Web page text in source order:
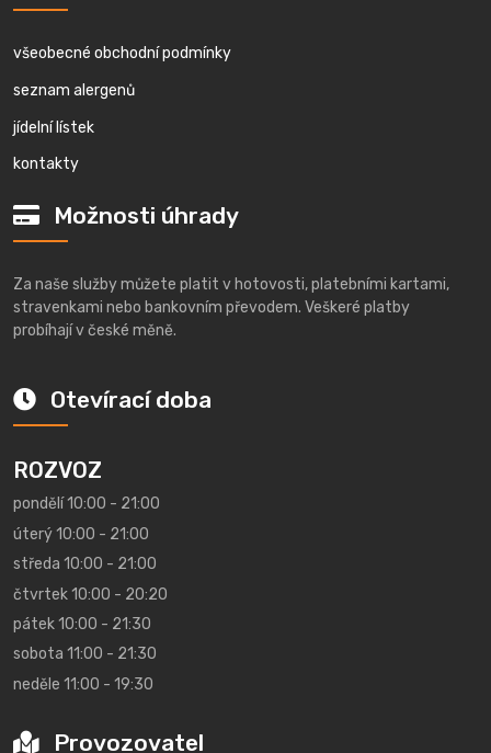
všeobecné obchodní podmínky
seznam alergenů
jídelní lístek
kontakty
Možnosti úhrady
Za naše služby můžete platit v hotovosti, platebními kartami,
stravenkami nebo bankovním převodem. Veškeré platby
probíhají v české měně.
Otevírací doba
ROZVOZ
pondělí 10:00 - 21:00
úterý 10:00 - 21:00
středa 10:00 - 21:00
čtvrtek 10:00 - 20:20
pátek 10:00 - 21:30
sobota 11:00 - 21:30
neděle 11:00 - 19:30
Provozovatel